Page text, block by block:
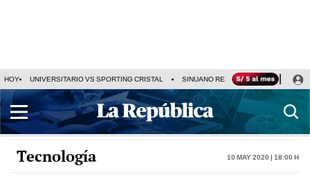
HOY UNIVERSITARIO VS SPORTING CRISTAL SINUANO RESULTADOS HOY
Tecnología 10 May 2020 | 18:00 h